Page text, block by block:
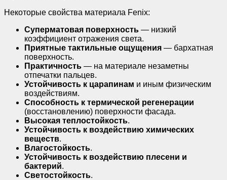
Некоторые свойства материала Fenix:
Суперматовая поверхность — низкий
коэффициент отражения света.
Приятные тактильные ощущения — бархатная
поверхность.
Практичность — на материале незаметны
отпечатки пальцев.
Устойчивость к царапинам и иным физическим
воздействиям.
Способность к термической регенерации
(восстановлению) поверхности фасада.
Высокая теплостойкость.
Устойчивость к воздействию химических
веществ.
Влагостойкость.
Устойчивость к воздействию плесени и
бактерий.
Светостойкость.